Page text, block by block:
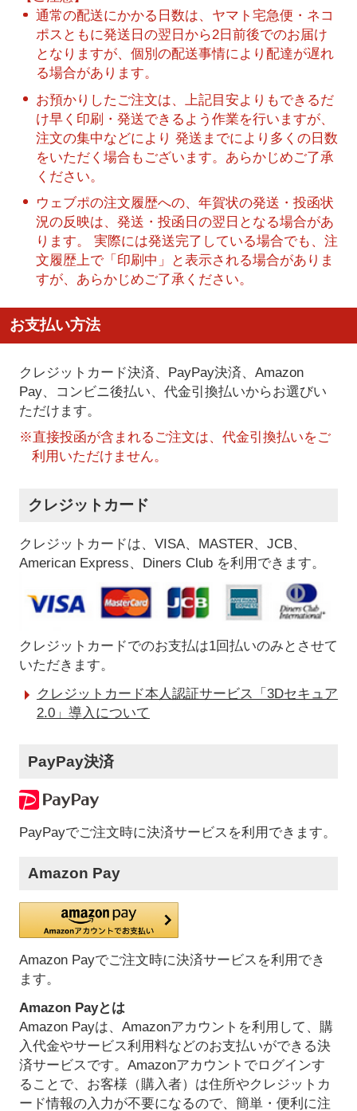
通常の配送にかかる日数は、ヤマト宅急便・ネコ
ポスともに発送日の翌日から2日前後でのお届け
となりますが、個別の配送事情により配達が遅れ
る場合があります。
お預かりしたご注文は、上記目安よりもできるだ
け早く印刷・発送できるよう作業を行いますが、
注文の集中などにより 発送までにより多くの日数
をいただく場合もございます。あらかじめご了承
ください。
ウェブポの注文履歴への、年賀状の発送・投函状
況の反映は、発送・投函日の翌日となる場合があ
ります。 実際には発送完了している場合でも、注
文履歴上で「印刷中」と表示される場合がありま
すが、あらかじめご了承ください。
お支払い方法
クレジットカード決済、PayPay決済、Amazon
Pay、コンビニ後払い、代金引換払いからお選びい
ただけます。
※直接投函が含まれるご注文は、代金引換払いをご
利用いただけません。
クレジットカード
クレジットカードは、VISA、MASTER、JCB、
American Express、Diners Club を利用できます。
クレジットカードでのお支払は1回払いのみとさせて
いただきます。
クレジットカード本人認証サービス「3Dセキュア
2.0」導入について
PayPay決済
PayPayでご注文時に決済サービスを利用できます。
Amazon Pay
Amazon Payでご注文時に決済サービスを利用でき
ます。
Amazon Payとは
Amazon Payは、Amazonアカウントを利用して、購
入代金やサービス利用料などのお支払いができる決
済サービスです。Amazonアカウントでログインす
ることで、お客様（購入者）は住所やクレジットカ
ード情報の入力が不要になるので、簡単・便利に注